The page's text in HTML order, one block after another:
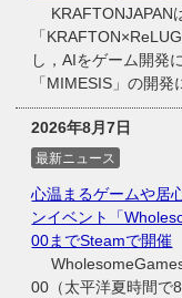
KRAFTONJAPAN
「
し，AIをゲーム開発
「MIMESIS」の開
2026年8月7日
最新ニュース
心温まるゲームや居
ンイベント「
00までSteamで開催
WholesomeGames
00（太平洋夏時間で